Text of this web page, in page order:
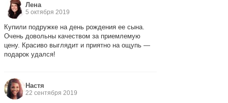
Лена
5 октября 2019
Купили подружке на день рождения ее сына.
Очень довольны качеством за приемлемую
цену. Красиво выглядит и приятно на ощупь —
подарок удался!
Настя
22 сентября 2019